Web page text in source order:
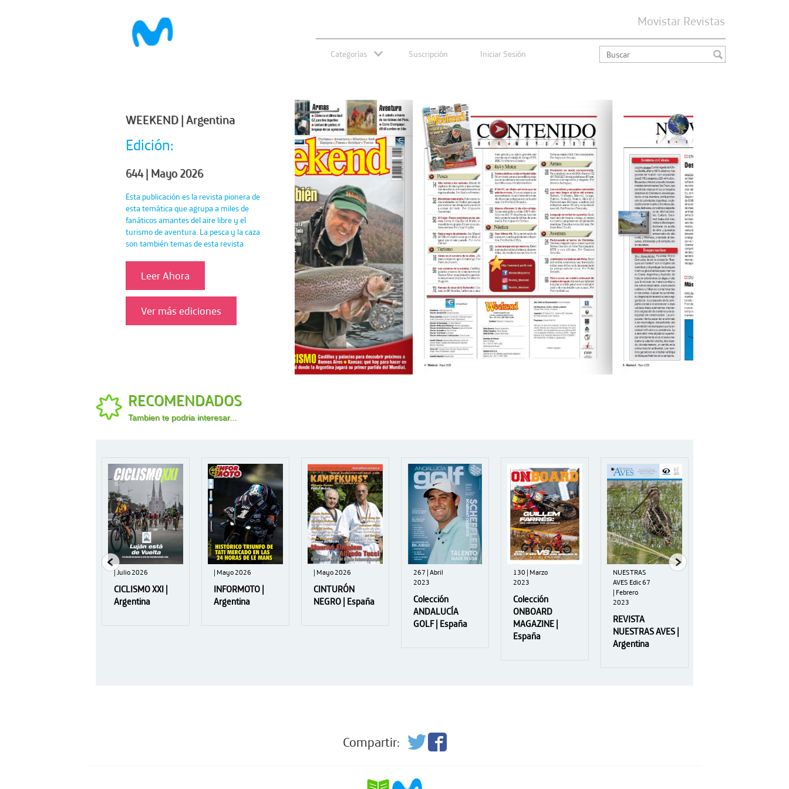
Movistar Revistas
Categorías Suscripción Iniciar Sesión
WEEKEND | Argentina
Edición:
644 | Mayo 2026
Esta publicación es la revista pionera de
esta temática que agrupa a miles de
fanáticos amantes del aire libre y el
turismo de aventura. La pesca y la caza
son también temas de esta revista
Leer Ahora
Ver más ediciones
RECOMENDADOS
Tambien te podria interesar...
| Julio 2026
CICLISMO XXI |
Argentina
| Mayo 2026
INFORMOTO |
Argentina
| Mayo 2026
CINTURÓN
NEGRO | España
267 | Abril
2023
Colección
ANDALUCÍA
GOLF | España
130 | Marzo
2023
Colección
ONBOARD
MAGAZINE |
España
NUESTRAS
AVES Edic 67
| Febrero
2023
REVISTA
NUESTRAS AVES |
Argentina
Compartir: